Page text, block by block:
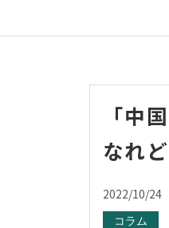
「中
なれ
2022/10/24
コラム